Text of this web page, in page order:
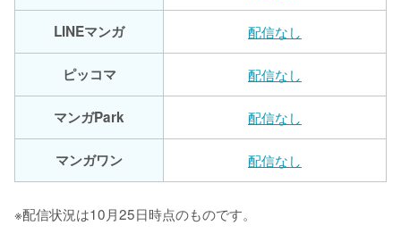
LINEマンガ 配信なし
ピッコマ 配信なし
マンガPark 配信なし
マンガワン 配信なし
※配信状況は10月25日時点のものです。